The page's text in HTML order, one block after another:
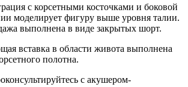
с корсетными косточками и боковой
моделирует фигуру выше уровня талии.
выполнена в виде закрытых шорт.
вставка в области живота выполнена
полотна.
с акушером-